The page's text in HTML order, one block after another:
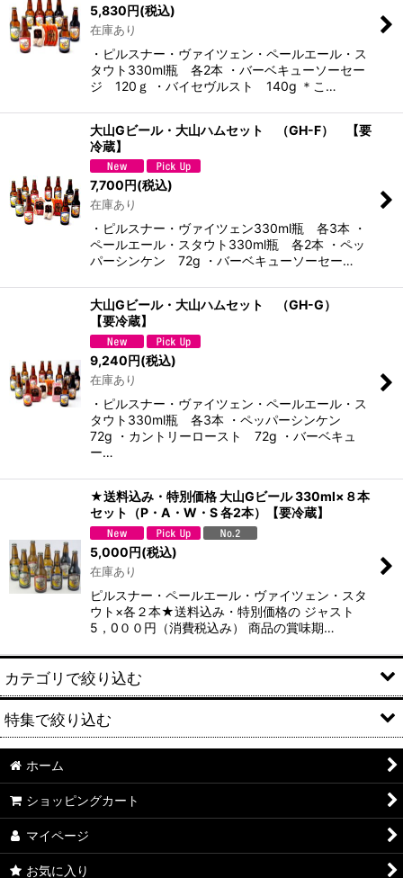
5,830円(税込)
在庫あり
・ピルスナー・ヴァイツェン・ペールエール・ス
タウト330ml瓶 各2本 ・バーベキューソーセー
ジ 120ｇ ・バイセヴルスト 140g ＊こ…
大山Gビール・大山ハムセット （GH-F） 【要
冷蔵】
7,700 円(税込)
在庫あり
・ピルスナー・ヴァイツェン330ml瓶 各3本 ・
ペールエール・スタウト330ml瓶 各2本 ・ペッ
パーシンケン 72g ・バーベキューソーセー…
大山Gビール・大山ハムセット （GH-G）
【要冷蔵】
9,240円(税込)
在庫あり
・ピルスナー・ヴァイツェン・ペールエール・ス
タウト330ml瓶 各3本 ・ペッパーシンケン
72g ・カントリーロースト 72g ・バーベキュ
ー…
★送料込み・特別価格 大山Gビール 330ml×８本
セット（P・A・W・S 各2本）【要冷蔵】
5,000円(税込)
在庫あり
ピルスナー・ペールエール・ヴァイツェン・スタ
ウト×各２本★送料込み・特別価格の ジャスト
5，0００円（消費税込み） 商品の賞味期…
カテゴリで絞り込む
ギフトセット
大山Gビール【頒布会】
地ビール「大山Gビール」
地酒「久米桜」
特集で絞り込む
World Beer Awards受賞ビール
World Beer Cup受賞ビール
頒布会
ホーム
ショッピングカート
マイページ
お気に入り